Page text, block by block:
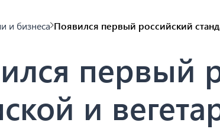
и бизнеса Появился первый российский
первый
и